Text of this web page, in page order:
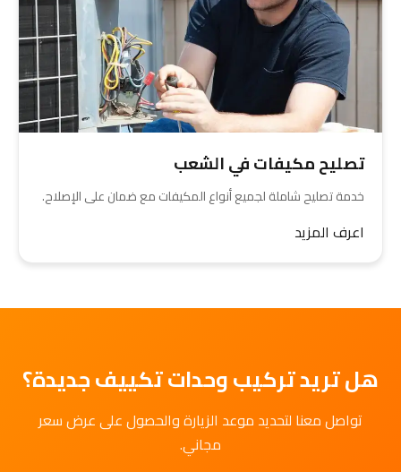
تصليح مكيفات في الشعب
خدمة تصليح شاملة لجميع أنواع المكيفات مع ضمان على الإصلاح.
اعرف المزيد
هل تريد تركيب وحدات تكييف جديدة؟
تواصل معنا لتحديد موعد الزيارة والحصول على عرض سعر
مجاني.